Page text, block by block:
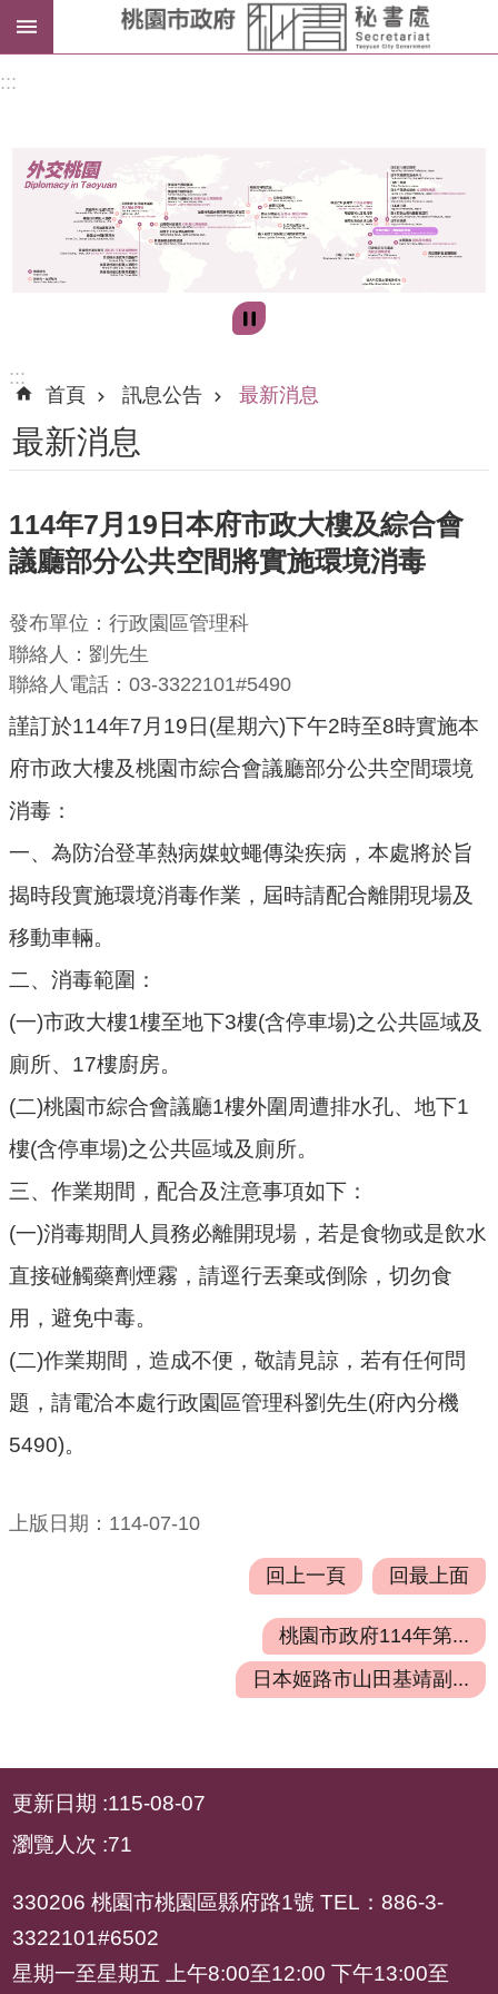
尋
訊
識
我
機
關
訊
錄
務
資
民
服
務
政
資
訊
開
案
應
安
全
及
衛
生
防
區
頁
網
站
覽
意
見
:::
:::
首頁
訊息公告 最新消息
最新消息
114年7月19日本府市政大樓及綜合會
議廳部分公共空間將實施環境消毒
發布單位：行政園區管理科
聯絡人：劉先生
聯絡人電話：03-3322101#5490
謹訂於114年7月19日(星期六)下午2時至8時實施本
府市政大樓及桃園市綜合會議廳部分公共空間環境
消毒：
一、為防治登革熱病媒蚊蠅傳染疾病，本處將於旨
揭時段實施環境消毒作業，屆時請配合離開現場及
移動車輛。
二、消毒範圍：
(一)市政大樓1樓至地下3樓(含停車場)之公共區域及
廁所、17樓廚房。
(二)桃園市綜合會議廳1樓外圍周遭排水孔、地下1
樓(含停車場)之公共區域及廁所。
三、作業期間，配合及注意事項如下：
(一)消毒期間人員務必離開現場，若是食物或是飲水
直接碰觸藥劑煙霧，請逕行丟棄或倒除，切勿食
用，避免中毒。
(二)作業期間，造成不便，敬請見諒，若有任何問
題，請電洽本處行政園區管理科劉先生(府內分機
5490)。
上版日期：114-07-10
回上一頁 回最上面
桃園市政府114年第...
日本姬路市山田基靖副...
更新日期 115-08-07
瀏覽人次 71
330206 桃園市桃園區縣府路1號 TEL：886-3-
3322101#6502
星期一至星期五 上午8:00至12:00 下午13:00至